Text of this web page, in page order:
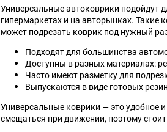
Универсальные автоковрики подойдут
гипермаркетах и на авторынках. Такие
может подрезать коврик под нужный
Подходят для большинства
Доступны в разных материалах:
Часто имеют разметку для
Выпускаются в виде готовых
Универсальные коврики — это удобное
смещаться при движении, поэтому